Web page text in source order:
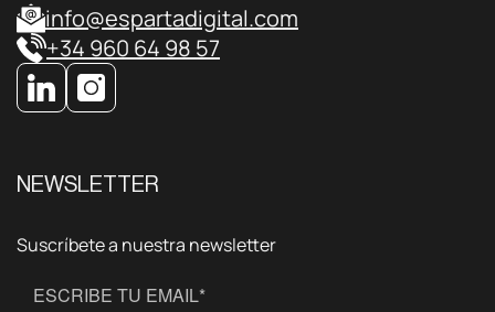
info@espartadigital.com
+34 960 64 98 57
NEWSLETTER
Suscríbete a nuestra newsletter